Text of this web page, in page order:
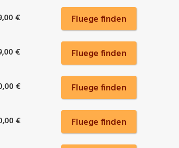
€ Fluege finden
€ Fluege finden
€ Fluege finden
€ Fluege finden